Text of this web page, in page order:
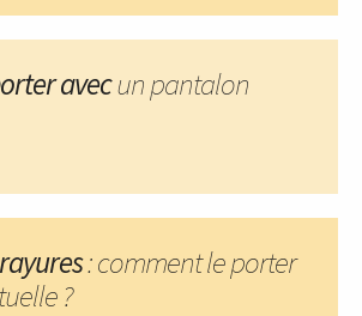
avecun pantalon
: comment le porter
?